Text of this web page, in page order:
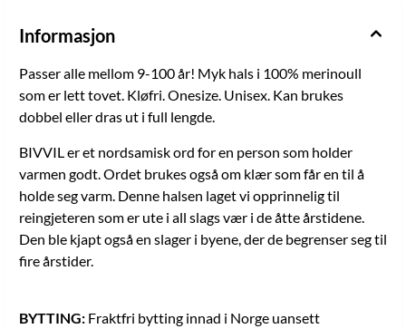
Informasjon
Passer alle mellom 9-100 år! Myk hals i 100% merinoull
som er lett tovet. Kløfri. Onesize. Unisex. Kan brukes
dobbel eller dras ut i full lengde.
BIVVIL er et nordsamisk ord for en person som holder
varmen godt. Ordet brukes også om klær som får en til å
holde seg varm. Denne halsen laget vi opprinnelig til
reingjeteren som er ute i all slags vær i de åtte årstidene.
Den ble kjapt også en slager i byene, der de begrenser seg til
fire årstider.
BYTTING: Fraktfri bytting innad i Norge uansett